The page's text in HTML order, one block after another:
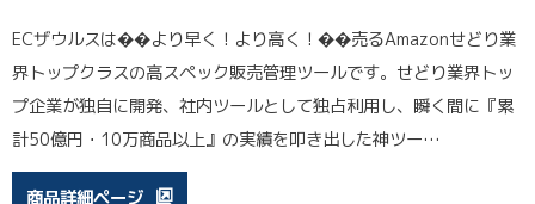
ECザウルスは��より早く！より高く！��売るAmazonせどり業
界トップクラスの高スペック販売管理ツールです。せどり業界トッ
プ企業が独自に開発、社内ツールとして独占利用し、瞬く間に『累
計50億円・10万商品以上』の実績を叩き出した神ツー…
商品詳細ページ